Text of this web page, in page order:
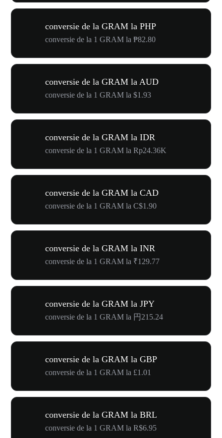
conversie de la GRAM la PHP
conversie de la 1 GRAM la ₱82.80
conversie de la GRAM la AUD
conversie de la 1 GRAM la $1.93
conversie de la GRAM la IDR
conversie de la 1 GRAM la Rp24.36K
conversie de la GRAM la CAD
conversie de la 1 GRAM la C$1.90
conversie de la GRAM la INR
conversie de la 1 GRAM la ₹129.77
conversie de la GRAM la JPY
conversie de la 1 GRAM la 円215.24
conversie de la GRAM la GBP
conversie de la 1 GRAM la £1.01
conversie de la GRAM la BRL
conversie de la 1 GRAM la R$6.95